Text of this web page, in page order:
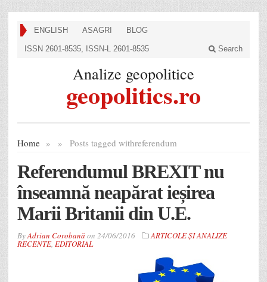
ENGLISH ASAGRI BLOG
ISSN 2601-8535, ISSN-L 2601-8535 Search
Analize geopolitice
geopolitics.ro
Home » Posts tagged with
» referendum
Referendumul BREXIT nu
înseamnă neapărat ieșirea
Marii Britanii din U.E.
ByAdrian Corobanăon 24/06/2016 ARTICOLE ȘI ANALIZE
RECENTE, EDITORIAL